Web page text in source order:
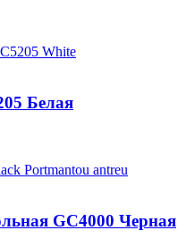
Белая
GC4000 Черная